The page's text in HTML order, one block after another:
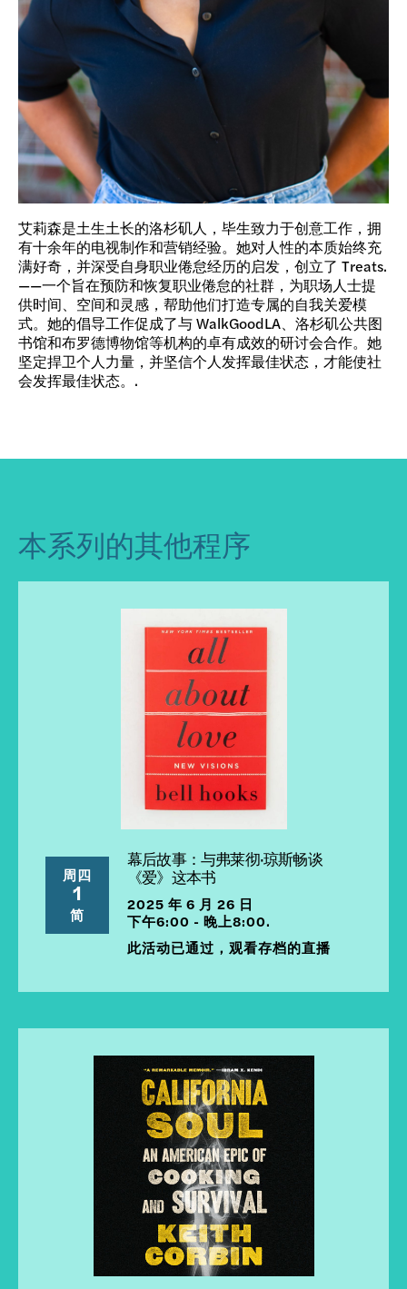
艾莉森是土生土长的洛杉矶人，毕生致力于创意工作，拥
有十余年的电视制作和营销经验。她对人性的本质始终充
满好奇，并深受自身职业倦怠经历的启发，创立了 Treats.
——一个旨在预防和恢复职业倦怠的社群，为职场人士提
供时间、空间和灵感，帮助他们打造专属的自我关爱模
式。她的倡导工作促成了与 WalkGoodLA、洛杉矶公共图
书馆和布罗德博物馆等机构的卓有成效的研讨会合作。她
坚定捍卫个人力量，并坚信个人发挥最佳状态，才能使社
会发挥最佳状态。.
本系列的其他程序
周四
1
简
幕后故事：与弗莱彻·琼斯畅谈
《爱》这本书
2025 年 6 月 26 日
下午6:00 - 晚上8:00.
此活动已通过，观看存档的直播